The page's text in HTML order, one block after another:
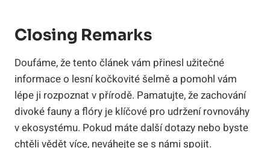
Closing Remarks
Doufáme, že tento článek vám přinesl užitečné
informace o lesní kočkovité šelmě a pomohl vám
lépe ji rozpoznat v přírodě. Pamatujte, že zachování
divoké fauny a flóry je klíčové pro udržení rovnováhy
v ekosystému. Pokud máte další dotazy nebo byste
chtěli vědět více, neváhejte se s námi spojit.